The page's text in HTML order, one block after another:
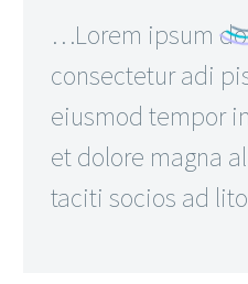
…Lorem ipsum
consectetur adi
eiusmod tempor
et dolore magna
taciti socios ad